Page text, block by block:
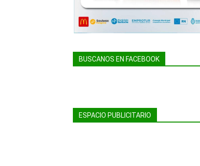
BUSCANOS EN FACEBOOK
ESPACIO PUBLICITARIO